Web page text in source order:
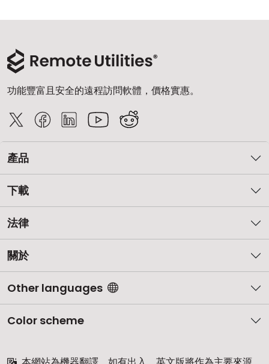
功能豐富且安全的遠程訪問軟體，價格實惠。
產品
下載
法律
關於
Other languages
Color scheme